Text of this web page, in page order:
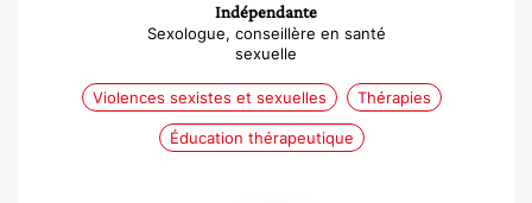
Indépendante
Sexologue, conseillère en santé
sexuelle
Violences sexistes et sexuelles Thérapies
Éducation thérapeutique